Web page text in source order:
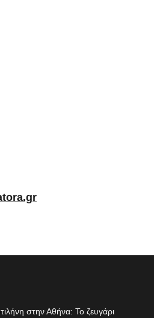
στην Αθήνα: Το ζευγάρι